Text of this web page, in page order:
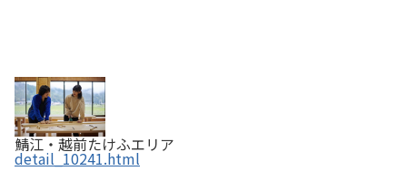
鯖江・越前たけふエリア
detail_10241.html